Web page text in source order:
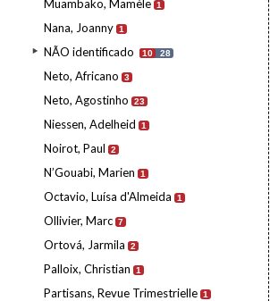
Muambako, Mamèle 1
Nana, Joanny 1
NÃO identificado 10 28
Neto, Africano 3
Neto, Agostinho 23
Niessen, Adelheid 1
Noirot, Paul 2
N’Gouabi, Marien 1
Octavio, Luísa d'Almeida 1
Ollivier, Marc 7
Ortová, Jarmila 2
Palloix, Christian 1
Partisans, Revue Trimestrielle 1